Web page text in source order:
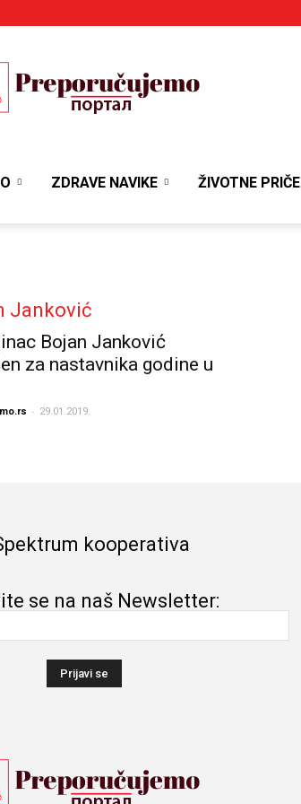
Portal
Preporučujemo
ZDRAVE NAVIKE ŽIVOTNE PRIČE
Bojan Janković
za nastavnika godine u
- 29.01.2019.
se na naš Newsletter: